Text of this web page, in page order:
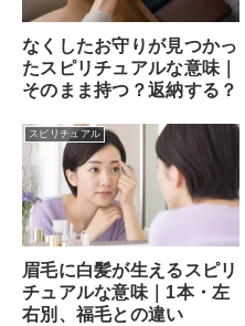
なくしたお守りが見つかっ
たスピリチュアルな意味｜
そのまま持つ？返納する？
スピリチュアル
眉毛に白髪が生えるスピリ
チュアルな意味｜1本・左
右別、福毛との違い